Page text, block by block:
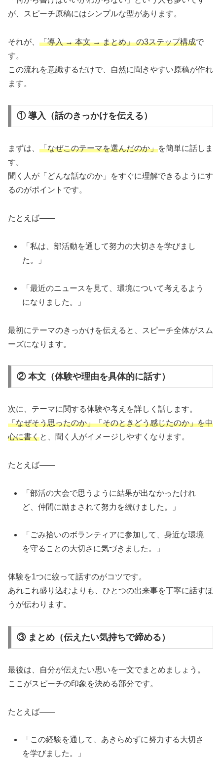
が、スピーチ原稿にはシンプルな型があります。
それが、 「導入 → 本文 → まとめ」 の3ステップ構成で
す。
この流れを意識するだけで、自然に聞きやすい原稿が作れ
ます。
① 導入（話のきっかけを伝える）
まずは、 「なぜこのテーマを選んだのか」を簡単に話しま
す。
聞く人が「どんな話なのか」をすぐに理解できるようにす
るのがポイントです。
たとえば——
「私は、部活動を通して努力の大切さを学びまし
た。」
「最近のニュースを見て、環境について考えるよう
になりました。」
最初にテーマのきっかけを伝えると、スピーチ全体がスム
ーズになります。
② 本文（体験や理由を具体的に話す）
次に、テーマに関する体験や考えを詳しく話します。
「なぜそう思ったのか」「そのときどう感じたのか」を中
心に書くと、聞く人がイメージしやすくなります。
たとえば——
「部活の大会で思うように結果が出なかったけれ
ど、仲間に励まされて努力を続けました。」
「ごみ拾いのボランティアに参加して、身近な環境
を守ることの大切さに気づきました。」
体験を1つに絞って話すのがコツです。
あれこれ盛り込むよりも、ひとつの出来事を丁寧に話すほ
うが伝わります。
③ まとめ（伝えたい気持ちで締める）
最後は、自分が伝えたい思いを一文でまとめましょう。
ここがスピーチの印象を決める部分です。
たとえば——
「この経験を通して、あきらめずに努力する大切さ
を学びました。」